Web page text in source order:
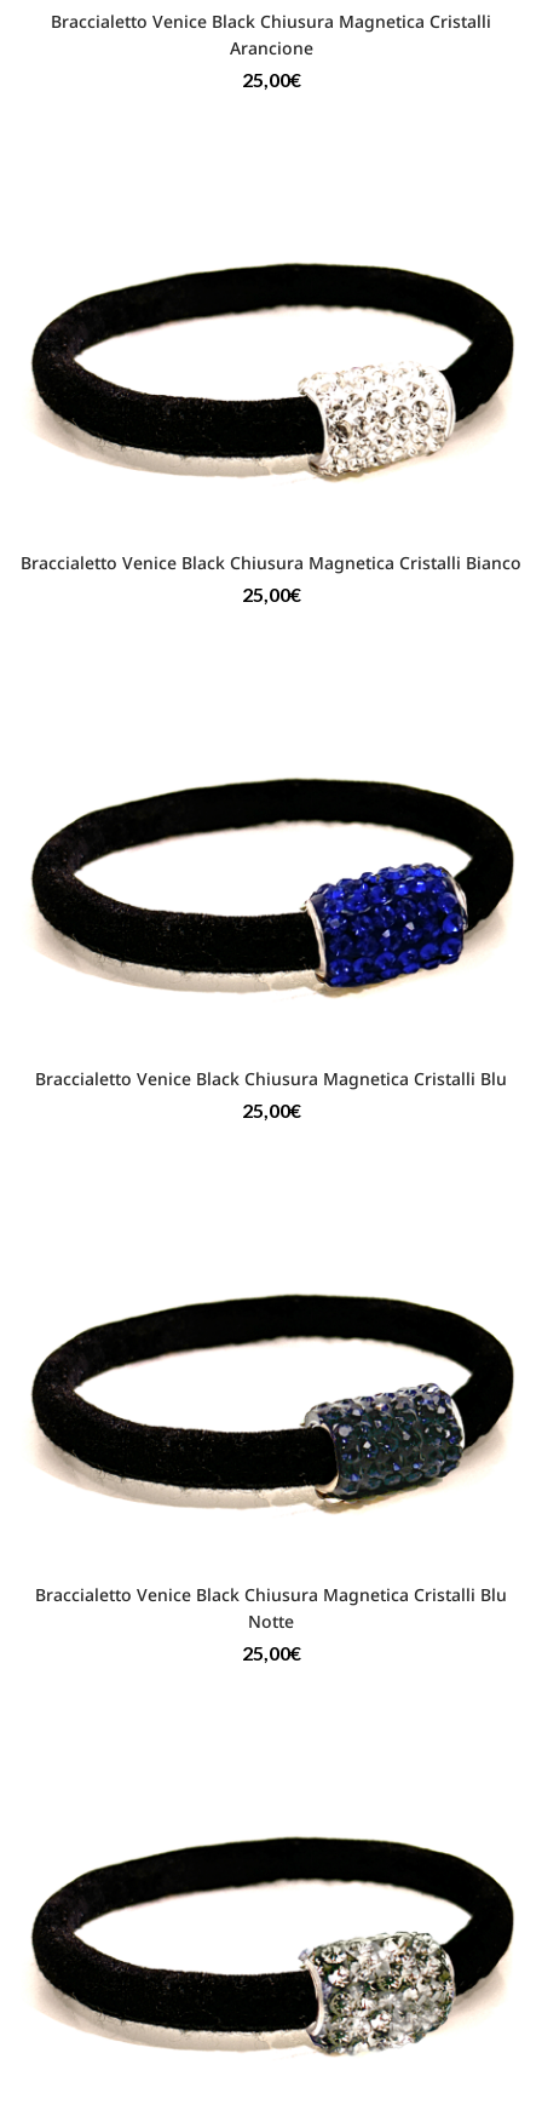
Braccialetto Venice Black Chiusura Magnetica Cristalli
Arancione
25,00€
Braccialetto Venice Black Chiusura Magnetica Cristalli Bianco
25,00€
Braccialetto Venice Black Chiusura Magnetica Cristalli Blu
25,00€
Braccialetto Venice Black Chiusura Magnetica Cristalli Blu
Notte
25,00€